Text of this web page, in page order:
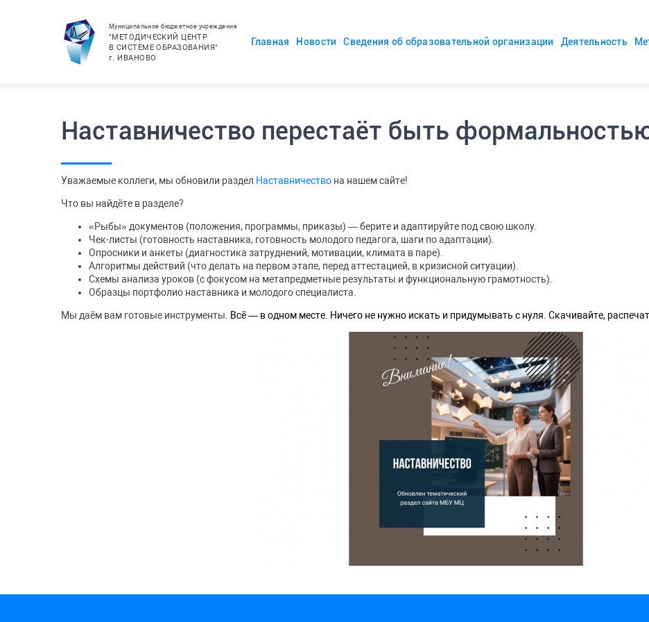
Муниципальное бюджетное учреждение
"МЕТОДИЧЕСКИЙ ЦЕНТР
В СИСТЕМЕ ОБРАЗОВАНИЯ"
г. ИВАНОВО
Главная Новости Сведения об образовательной организации Деятельность
Наставничество перестаёт быть
Уважаемые коллеги, мы обновили раздел Наставничество на нашем сайте!
Что вы найдёте в разделе?
«Рыбы» документов (положения, программы, приказы) — берите и адаптируйте под свою школу.
Чек-листы (готовность наставника, готовность молодого педагога, шаги по адаптации).
Опросники и анкеты (диагностика затруднений, мотивации, климата в паре).
Алгоритмы действий (что делать на первом этапе, перед аттестацией, в кризисной ситуации).
Схемы анализа уроков (с фокусом на метапредметные результаты и функциональную грамотность).
Образцы портфолио наставника и молодого специалиста.
Мы даём вам готовые инструменты. Всё — в одном месте. Ничего не нужно искать и придумывать с нуля. Скачивайте,